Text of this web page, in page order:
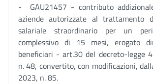
- GAU21457 - contributo
aziende autorizzate al trattamento
salariale straordinario per un
complessivo di 15 mesi, erogato
beneficiari - art.30 del decreto-legge
n. 48, convertito, con modificazioni,
2023, n. 85.